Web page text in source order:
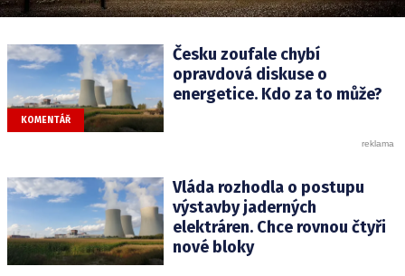
KOMENTÁŘ
Česku zoufale chybí
opravdová diskuse o
energetice. Kdo za to může?
Vláda rozhodla o postupu
výstavby jaderných
elektráren. Chce rovnou čtyři
nové bloky